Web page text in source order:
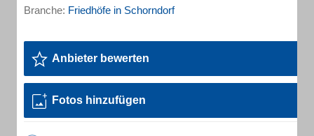
Branche: Friedhöfe in Schorndorf
Anbieter bewerten
Fotos hinzufügen